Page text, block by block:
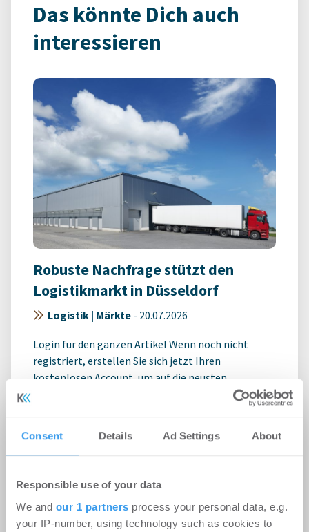
Consent Details Ad Settings About
Responsible use of your data
We and our 1 partners process your personal data, e.g.
your IP-number, using technology such as cookies to
Das könnte Dich auch
interessieren
Robuste Nachfrage stützt den
Logistikmarkt in Düsseldorf
Logistik | Märkte - 20.07.2026
Login für den ganzen Artikel Wenn noch nicht
registriert, erstellen Sie sich jetzt Ihren
kostenlosen Account, um auf die neusten ...